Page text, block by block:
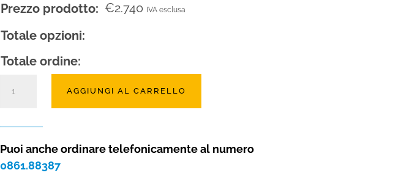
Prezzo prodotto: €2.740 IVA esclusa
Totale opzioni:
Totale ordine:
angolare
100
AGGIUNGI AL CARRELLO
Puoi anche ordinare telefonicamente al numero
0861.88387